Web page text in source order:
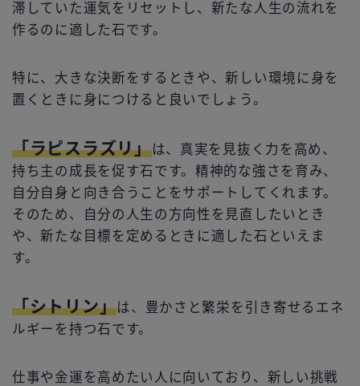
滞していた運気をリセットし、新たな人生の流れを
作るのに適した石です。
特に、大きな決断をするときや、新しい環境に身を
置くときに身につけると良いでしょう。
「ラピスラズリ」は、真実を見抜く力を高め、
持ち主の成長を促す石です。精神的な強さを育み、
自分自身と向き合うことをサポートしてくれます。
そのため、自分の人生の方向性を見直したいとき
や、新たな目標を定めるときに適した石といえま
す。
「シトリン」は、豊かさと繁栄を引き寄せるエネ
ルギーを持つ石です。
仕事や金運を高めたい人に向いており、新しい挑戦